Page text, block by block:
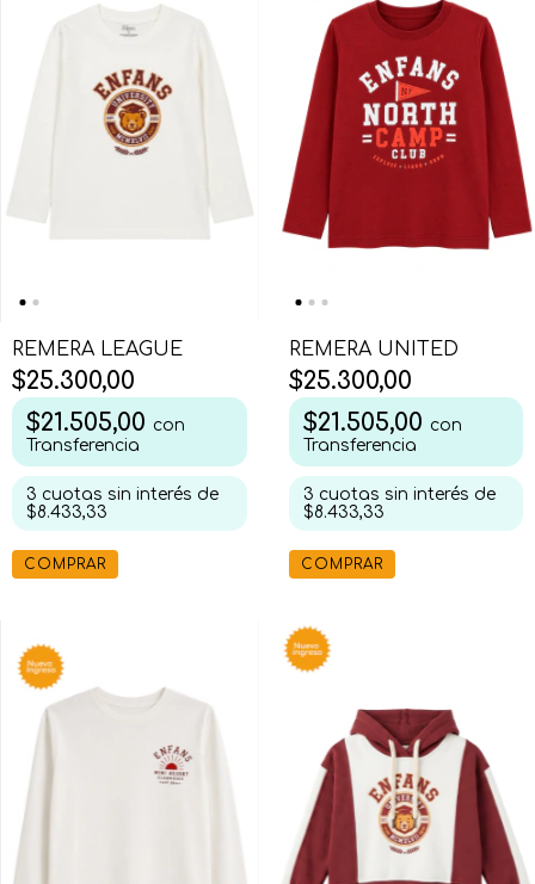
REMERA LEAGUE
$25.300,00
$21.505,00 con
Transferencia
3 cuotas sin interés de
$8.433,33
COMPRAR
REMERA UNITED
$25.300,00
$21.505,00 con
Transferencia
3 cuotas sin interés de
$8.433,33
COMPRAR